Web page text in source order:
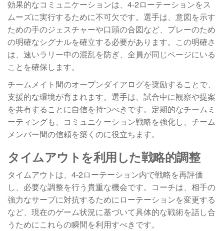
効果的なコミュニケーションは、4-2ローテーションをス
ムーズに実行するために不可欠です。選手は、意図を示す
ための手のジェスチャーや口頭の合図など、プレーのため
の明確なシグナルを確立する必要があります。この明確さ
は、速いラリー中の混乱を防ぎ、全員が同じページにいる
ことを確保します。
チームメイト間のオープンダイアログを奨励することで、
支援的な環境が育まれます。選手は、試合中に観察や提案
を共有することに自信を持つべきです。定期的なチームミ
ーティングも、コミュニケーション戦略を強化し、チーム
メンバー間の信頼を築くのに役立ちます。
タイムアウトを利用した戦略的調整
タイムアウトは、4-2ローテーション内で戦略を再評価
し、必要な調整を行う貴重な機会です。コーチは、相手の
強力なサーブに対抗するためにローテーションを変更する
など、現在のゲーム状況に基づいて具体的な戦術を話し合
うためにこれらの瞬間を利用すべきです。